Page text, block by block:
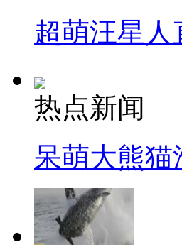
超萌汪星人
热点新闻
呆萌大熊猫